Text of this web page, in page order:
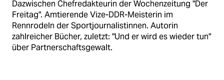
Dazwischen Chefredakteurin der Wochenzeitung "Der
Freitag". Amtierende Vize-DDR-Meisterin im
Rennrodeln der Sportjournalistinnen. Autorin
zahlreicher Bücher, zuletzt: "Und er wird es wieder tun"
über Partnerschaftsgewalt.